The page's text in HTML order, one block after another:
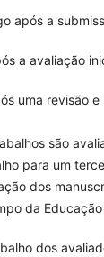
após a
a avaliação
uma revisão
são
para um
dos
da
dos